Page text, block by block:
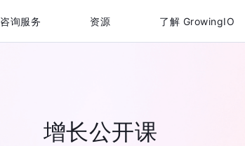
咨询服务 资源 了解 GrowingIO
增长公开课